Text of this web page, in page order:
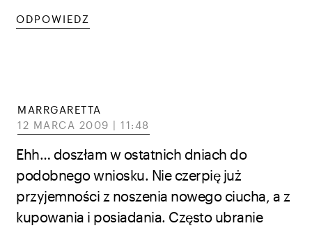
ODPOWIEDZ
MARRGARETTA
12 MARCA 2009 | 11:48
Ehh… doszłam w ostatnich dniach do
podobnego wniosku. Nie czerpię już
przyjemności z noszenia nowego ciucha, a z
kupowania i posiadania. Często ubranie